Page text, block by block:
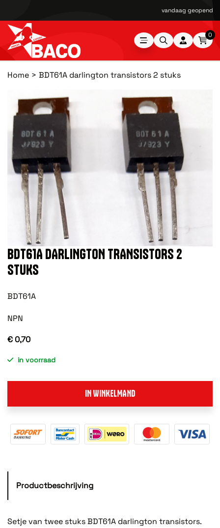
vandaag geopend
0
Home BDT61A darlington transistors 2 stuks
BDT61A DARLINGTON TRANSISTORS 2
STUKS
BDT61A
NPN
€ 0,70
in voorraad
IN WINKELMAND
Productbeschrijving
Setje van twee stuks BDT61A darlington transistors.